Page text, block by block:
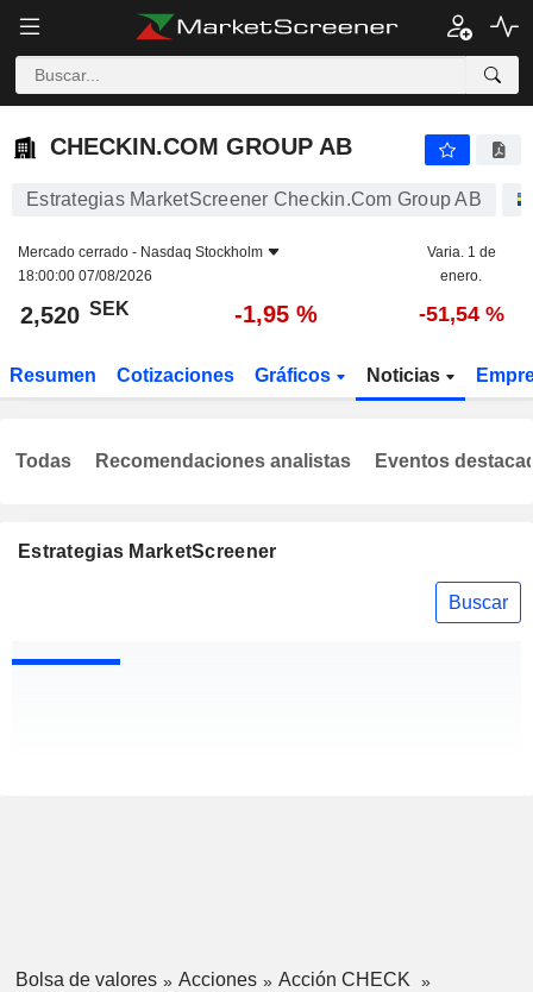
CHECKIN.COM GROUP AB
CHECKIN.COM GROUP AB
Estrategias MarketScreener Checkin.Com Group AB
Mercado cerrado - Nasdaq Stockholm
18:00:00 07/08/2026
Varia. 1 de
enero.
2,520 SEK -1,95 % -51,54 %
Resumen Cotizaciones Gráficos Noticias
Estrategias MarketScreener
Buscar
Todas Recomendaciones analistas Eventos
Bolsa de valores Acciones
Acción CHECK